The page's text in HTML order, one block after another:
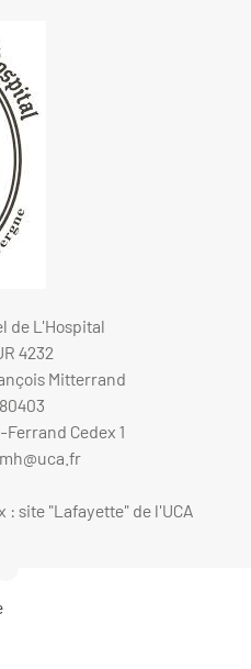
de L'Hospital
4232
Mitterrand
Cedex 1
: site "Lafayette" de l'UCA